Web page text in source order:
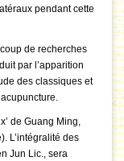
pendant cette
de recherches
par l’apparition
des classiques et
de Guang Ming,
L’intégralité des
Jun Lic., sera